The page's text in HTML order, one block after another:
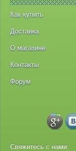
Как купить
Доставка
О магазине
Контакты
Форум
Свяжитесь с нами: